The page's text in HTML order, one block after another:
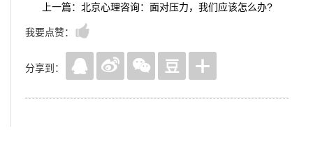
上一篇：北京心理咨询：面对压力，我们应该怎么办?
我要点赞：
分享到：